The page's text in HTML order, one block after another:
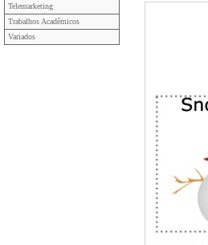
Telemarketing
Trabalhos Acadêmicos
Variados